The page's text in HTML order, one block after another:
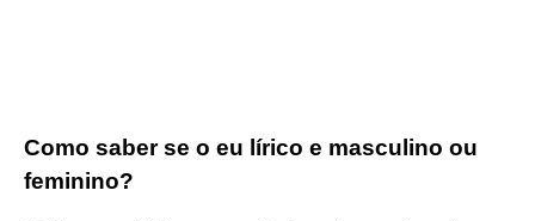
Como saber se o eu lírico e masculino ou
feminino?